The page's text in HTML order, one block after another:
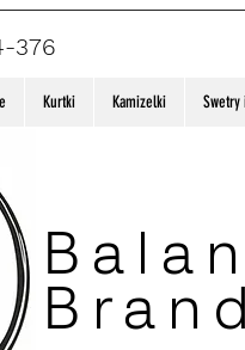
376
Kurtki Kamizelki Swetry
Brand